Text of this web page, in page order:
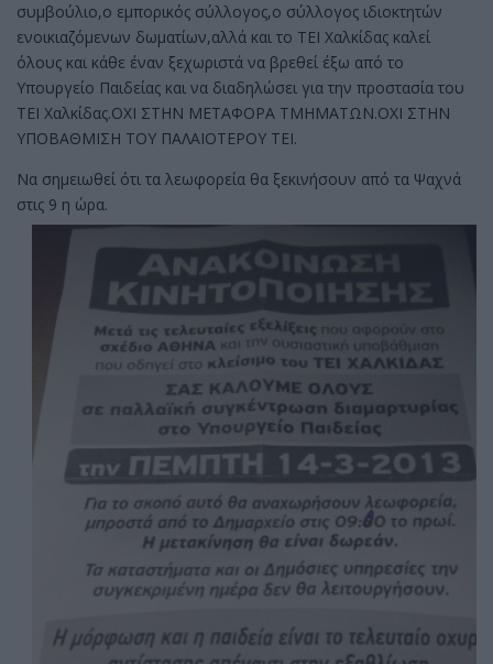
συμβούλιο,ο εμπορικός σύλλογος,ο σύλλογος ιδιοκτητών
ενοικιαζόμενων δωματίων,αλλά και το ΤΕΙ Χαλκίδας καλεί
όλους και κάθε έναν ξεχωριστά να βρεθεί έξω από το
Υπουργείο Παιδείας και να διαδηλώσει για την προστασία του
ΤΕΙ Χαλκίδας.ΟΧΙ ΣΤΗΝ ΜΕΤΑΦΟΡΑ ΤΜΗΜΑΤΩΝ.ΟΧΙ ΣΤΗΝ
ΥΠΟΒΑΘΜΙΣΗ ΤΟΥ ΠΑΛΑΙΟΤΕΡΟΥ ΤΕΙ.
Nα σημειωθεί ότι τα λεωφορεία θα ξεκινήσουν από τα Ψαχνά
στις 9 η ώρα.